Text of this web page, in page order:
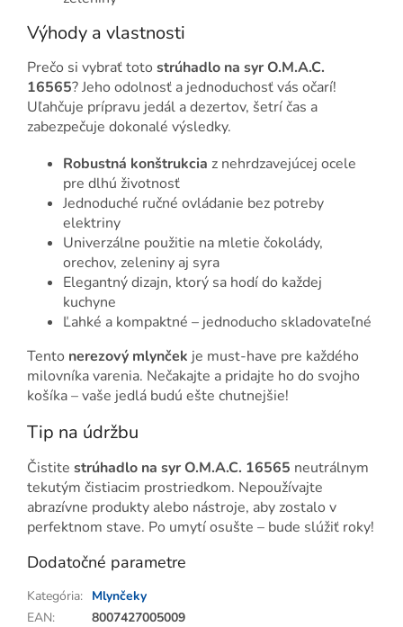
Výhody a vlastnosti
Prečo si vybrať toto strúhadlo na syr O.M.A.C.
16565? Jeho odolnosť a jednoduchosť vás očarí!
Uľahčuje prípravu jedál a dezertov, šetrí čas a
zabezpečuje dokonalé výsledky.
Robustná konštrukcia z nehrdzavejúcej ocele
pre dlhú životnosť
Jednoduché ručné ovládanie bez potreby
elektriny
Univerzálne použitie na mletie čokolády,
orechov, zeleniny aj syra
Elegantný dizajn, ktorý sa hodí do každej
kuchyne
Ľahké a kompaktné – jednoducho skladovateľné
Tento nerezový mlynček je must-have pre každého
milovníka varenia. Nečakajte a pridajte ho do svojho
košíka – vaše jedlá budú ešte chutnejšie!
Tip na údržbu
Čistite strúhadlo na syr O.M.A.C. 16565 neutrálnym
tekutým čistiacim prostriedkom. Nepoužívajte
abrazívne produkty alebo nástroje, aby zostalo v
perfektnom stave. Po umytí osušte – bude slúžiť roky!
Dodatočné parametre
Kategória: Mlynčeky
EAN:
8007427005009